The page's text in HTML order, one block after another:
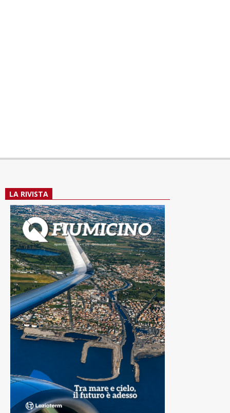
LA RIVISTA